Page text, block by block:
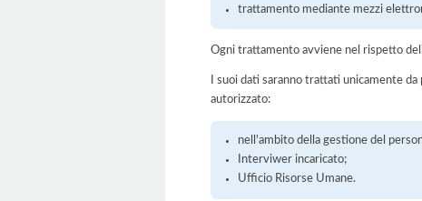
trattamento mediante mezzi
Ogni trattamento avviene nel rispetto
I suoi dati saranno trattati unicamente
autorizzato:
nell'ambito della gestione del
Interviwer incaricato;
Ufficio Risorse Umane.